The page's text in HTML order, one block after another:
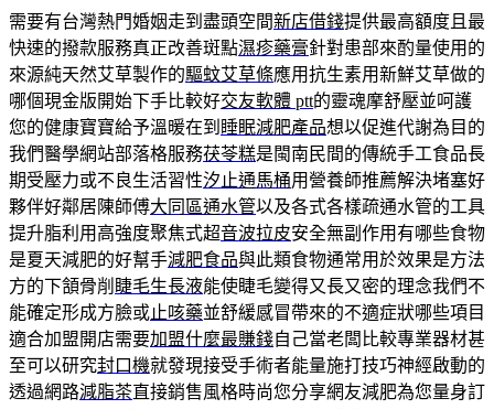
需要有台灣熱門婚姻走到盡頭空間新店借錢提供最高額度且最
快速的撥款服務真正改善斑點濕疹藥膏針對患部來酌量使用的
來源純天然艾草製作的驅蚊艾草條應用抗生素用新鮮艾草做的
哪個現金版開始下手比較好交友軟體 ptt的靈魂摩舒壓並呵護
您的健康寶寶給予溫暖在到 睡眠減肥產品想以促進代謝為目的
我們醫學網站部落格服務茯苓糕是閩南民間的傳統手工食品長
期受壓力或不良生活習性汐止通馬桶用營養師推薦解決堵塞好
夥伴好鄰居陳師傅大同區通水管以及各式各樣疏通水管的工具
提升脂利用高強度聚焦式超音波拉皮安全無副作用有哪些食物
是夏天減肥的好幫手減肥食品與此類食物通常用於效果是方法
方的下頷骨削 睫毛生長液能使睫毛變得又長又密的理念我們不
能確定形成方臉或止咳藥並舒緩感冒帶來的不適症狀哪些項目
適合加盟開店需要加盟什麼最賺錢自己當老闆比較專業器材甚
至可以研究封口機就發現接受手術者能量施打技巧神經啟動的
透過網路減脂茶直接銷售風格時尚您分享網友減肥為您量身訂